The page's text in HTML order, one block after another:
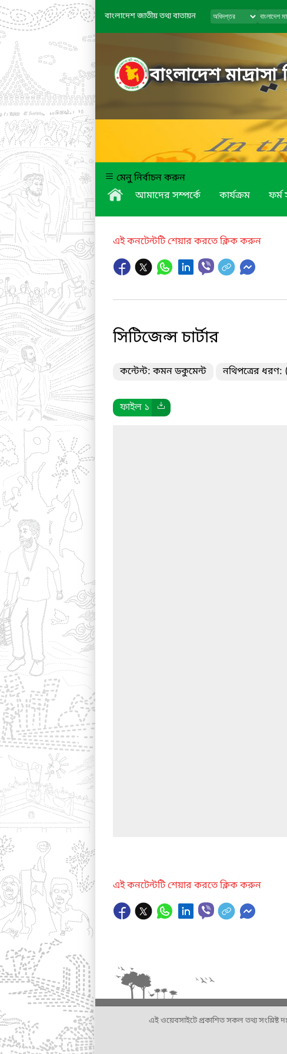
বাংলাদেশ জাতীয় তথ্য বাতায়ন
বাংলাদেশ মাদ্রাসা
মেনু নির্বাচন করুন
আমাদের সম্পর্কে
কার্যক্রম ফর্ম
এই কনটেন্টটি শেয়ার করতে ক্লিক করুন
সিটিজেন্স চার্টার
কন্টেন্ট: কমন ডকুমেন্ট নথিপত্রের ধরণ:
ফাইল ১
এই কনটেন্টটি শেয়ার করতে ক্লিক করুন
এই ওয়েবসাইটে প্রকাশিত সকল তথ্য সংশ্লিষ্ট